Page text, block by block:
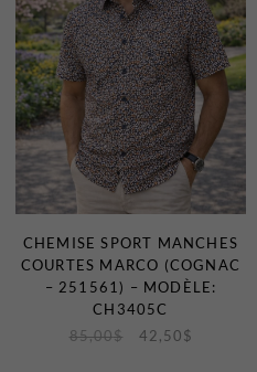
CHEMISE SPORT MANCHES
COURTES MARCO (COGNAC
– 251561) – MODÈLE:
CH3405C
85,00$ 42,50 $